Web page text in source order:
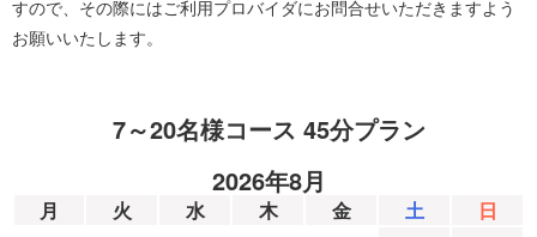
すので、その際にはご利用プロバイダにお問合せいただきますよう
お願いいたします。
7～20名様コース 45分プラン
2026年8月
月 火 水 木 金 土 日